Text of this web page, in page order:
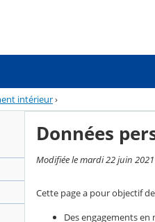
intérieur›
Données
Modifiée le mardi 22 juin
Cette page a pour objectif
Des engagements